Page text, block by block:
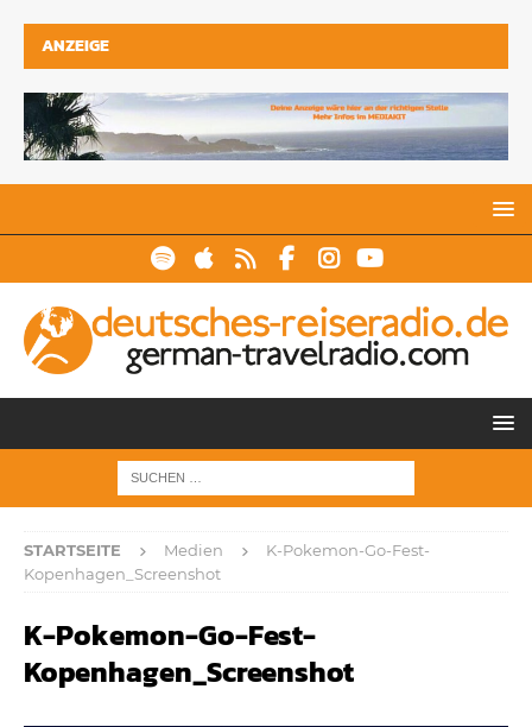
ANZEIGE
STARTSEITE Medien
K-Pokemon-Go-Fest-
Kopenhagen_Screenshot
K-Pokemon-Go-Fest-
Kopenhagen_Screenshot